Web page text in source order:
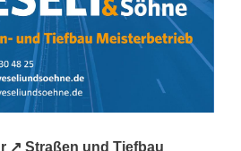
↗️ Straßen und Tiefbau